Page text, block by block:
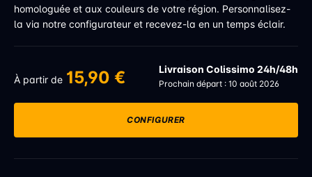
homologuée et aux couleurs de votre région. Personnalisez-
la via notre configurateur et recevez-la en un temps éclair.
À partir de 15,90 € Livraison Colissimo 24h/48h
Prochain départ : 10 août 2026
CONFIGURER